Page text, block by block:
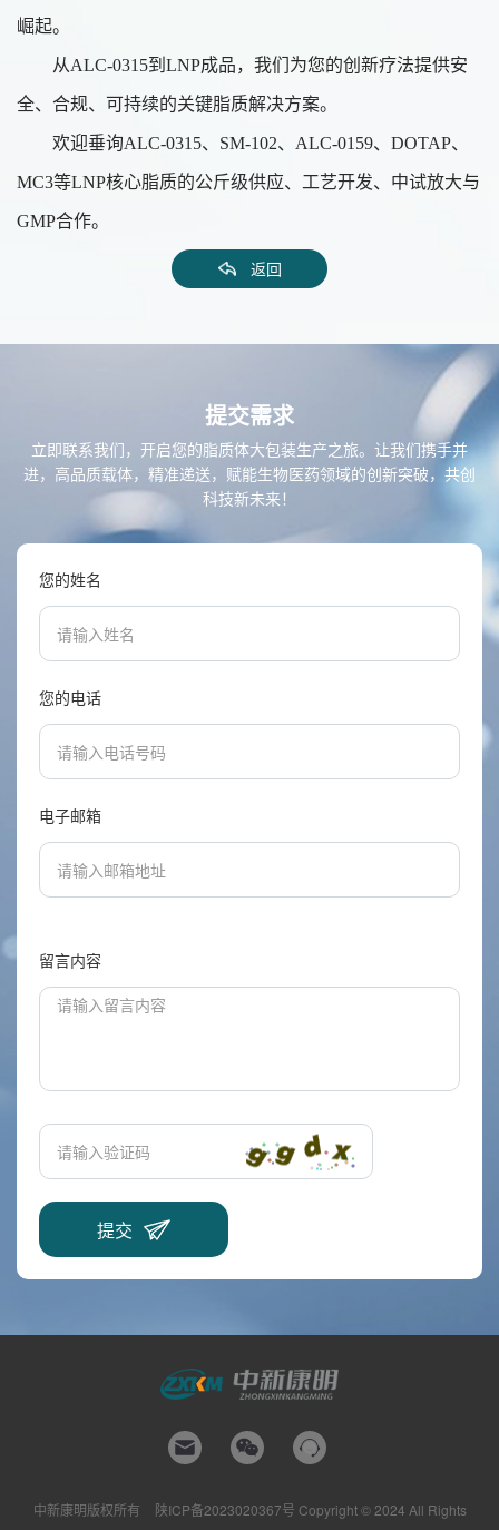
崛起。
从ALC-0315到LNP成品，我们为您的创新疗法提供安
全、合规、可持续的关键脂质解决方案。
欢迎垂询ALC-0315、SM-102、ALC-0159、DOTAP、
MC3等LNP核心脂质的公斤级供应、工艺开发、中试放大与
GMP合作。
返回
提交需求
立即联系我们，开启您的脂质体大包装生产之旅。让我们携手并
进，高品质载体，精准递送，赋能生物医药领域的创新突破，共创
科技新未来！
您的姓名
您的电话
电子邮箱
留言内容
中新康明版权所有 陕ICP备2023020367号 Copyright © 2024 All Rights